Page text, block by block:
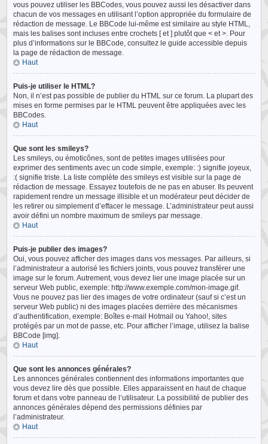
vous pouvez utiliser les BBCodes, vous pouvez aussi les désactiver dans
chacun de vos messages en utilisant l’option appropriée du formulaire de
rédaction de message. Le BBCode lui-même est similaire au style HTML,
mais les balises sont incluses entre crochets [ et ] plutôt que < et >. Pour
plus d’informations sur le BBCode, consultez le guide accessible depuis
la page de rédaction de message.
Haut
Puis-je utiliser le HTML?
Non, il n’est pas possible de publier du HTML sur ce forum. La plupart des
mises en forme permises par le HTML peuvent être appliquées avec les
BBCodes.
Haut
Que sont les smileys?
Les smileys, ou émoticônes, sont de petites images utilisées pour
exprimer des sentiments avec un code simple, exemple: :) signifie joyeux,
:( signifie triste. La liste complète des smileys est visible sur la page de
rédaction de message. Essayez toutefois de ne pas en abuser. Ils peuvent
rapidement rendre un message illisible et un modérateur peut décider de
les retirer ou simplement d’effacer le message. L’administrateur peut aussi
avoir défini un nombre maximum de smileys par message.
Haut
Puis-je publier des images?
Oui, vous pouvez afficher des images dans vos messages. Par ailleurs, si
l’administrateur a autorisé les fichiers joints, vous pouvez transférer une
image sur le forum. Autrement, vous devez lier une image placée sur un
serveur Web public, exemple: http://www.exemple.com/mon-image.gif.
Vous ne pouvez pas lier des images de votre ordinateur (sauf si c’est un
serveur Web public) ni des images placées derrière des mécanismes
d’authentification, exemple: Boîtes e-mail Hotmail ou Yahoo!, sites
protégés par un mot de passe, etc. Pour afficher l’image, utilisez la balise
BBCode [img].
Haut
Que sont les annonces générales?
Les annonces générales contiennent des informations importantes que
vous devez lire dès que possible. Elles apparaissent en haut de chaque
forum et dans votre panneau de l’utilisateur. La possibilité de publier des
annonces générales dépend des permissions définies par
l’administrateur.
Haut